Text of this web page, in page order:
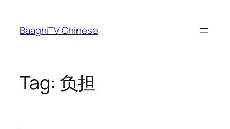
content
BaaghiTV Chinese
Tag: 负担